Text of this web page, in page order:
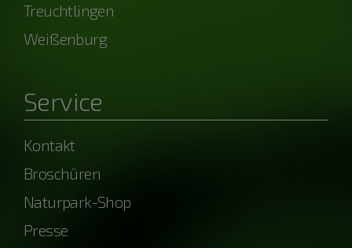
Treuchtlingen
Weißenburg
Service
Kontakt
Broschüren
Naturpark-Shop
Presse